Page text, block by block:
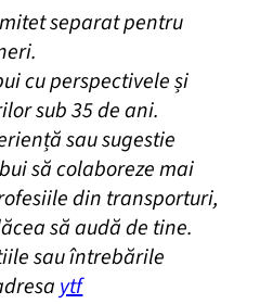
separat pentru
cu perspectivele și
sub 35 de ani.
sau sugestie
să colaboreze mai
din transporturi,
să audă de tine.
sau întrebările
ytf